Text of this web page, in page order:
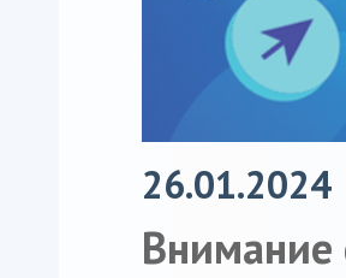
26.01.2024
Внимание